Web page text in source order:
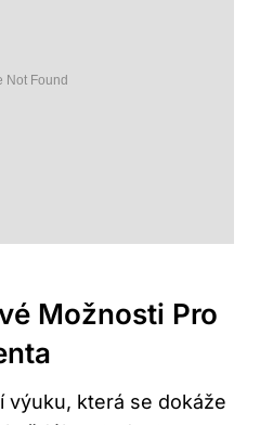
Možnosti Pro
výuku, která se dokáže